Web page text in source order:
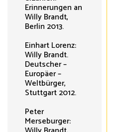
Erinnerungen an
Willy Brandt,
Berlin 2013.
Einhart Lorenz:
Willy Brandt.
Deutscher –
Europäer –
Weltbürger,
Stuttgart 2012.
Peter
Merseburger: